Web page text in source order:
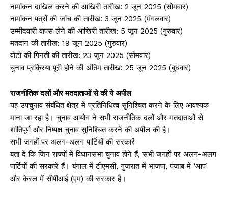
नामांकन दाखिल करने की आखिरी तारीख: 2 जून 2025 (सोमवार)
नामांकन पत्रों की जांच की तारीख: 3 जून 2025 (मंगलवार)
उम्मीदवारी वापस लेने की आखिरी तारीख: 5 जून 2025 (गुरुवार)
मतदान की तारीख: 19 जून 2025 (गुरुवार)
वोटों की गिनती की तारीख: 23 जून 2025 (सोमवार)
चुनाव प्रक्रिया पूरी होने की अंतिम तारीख: 25 जून 2025 (बुधवार)
राजनीतिक दलों और मतदाताओं से की ये अपील
यह उपचुनाव संबंधित क्षेत्र में प्रतिनिधित्व सुनिश्चित करने के लिए आवश्यक
माना जा रहा है। चुनाव आयोग ने सभी राजनीतिक दलों और मतदाताओं से
शांतिपूर्ण और निष्पक्ष चुनाव सुनिश्चित करने की अपील की है।
सभी जगहों पर अलग-अलग पार्टियों की सरकारें
बता दें कि जिन राज्यों में विधानसभा चुनाव होने हैं, सभी जगहों पर अलग-अलग
पार्टियों की सरकारें हैं। बंगाल में टीएमसी, गुजरात में भाजपा, पंजाब में ‘आप’
और केरल में सीपीआई (एम) की सरकार है।